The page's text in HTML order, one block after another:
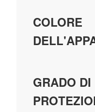
COLORE
GRADO DI